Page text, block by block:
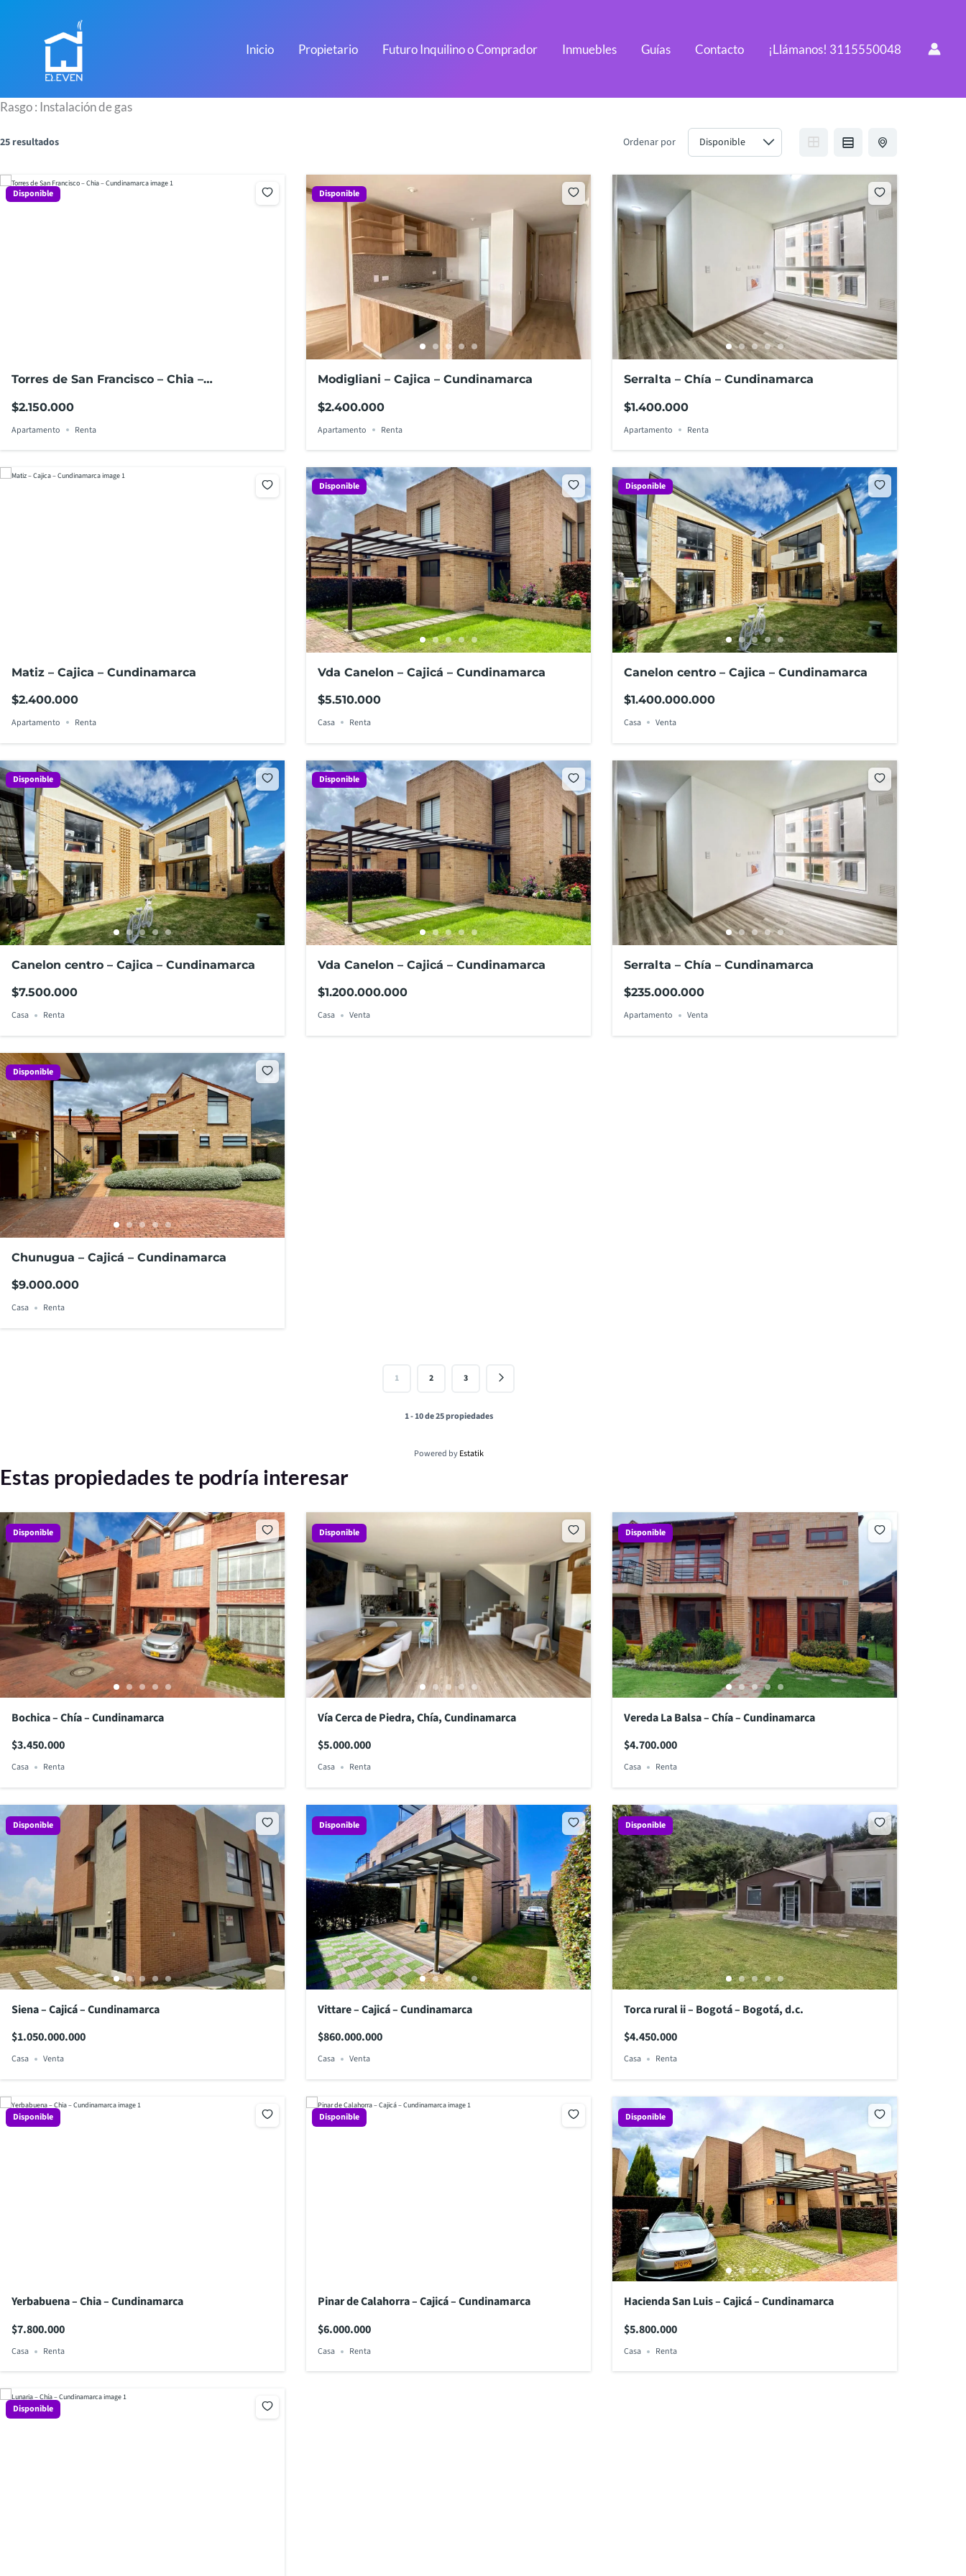
contenido
Inicio Propietario Futuro Inquilino o Comprador Inmuebles Guías Contacto ¡Llámanos! 3115550048
Rasgo : Instalación de gas
25 resultados Ordenar por
Disponible
Torres de San Francisco – Chia –
$2.150.000
Apartamento Renta
Disponible
Modigliani – Cajica – Cundinamarca
$2.400.000
Apartamento Renta
Serralta – Chía – Cundinamarca
$1.400.000
Apartamento Renta
Matiz – Cajica – Cundinamarca
$2.400.000
Apartamento Renta
Disponible
Vda Canelon – Cajicá – Cundinamarca
$5.510.000
Casa Renta
Disponible
Canelon centro – Cajica – Cundinamarca
$1.400.000.000
Casa Venta
Disponible
Canelon centro – Cajica – Cundinamarca
$7.500.000
Casa Renta
Disponible
Vda Canelon – Cajicá – Cundinamarca
$1.200.000.000
Casa Venta
Serralta – Chía – Cundinamarca
$235.000.000
Apartamento Venta
Disponible
Chunugua – Cajicá – Cundinamarca
$9.000.000
Casa Renta
1 2 3
1 - 10 de 25 propiedades
Powered byEstatik
Estas propiedades te podría interesar
Disponible
Bochica – Chía – Cundinamarca
$3.450.000
Casa Renta
Disponible
Vía Cerca de Piedra, Chía, Cundinamarca
$5.000.000
Casa Renta
Disponible
Vereda La Balsa – Chía – Cundinamarca
$4.700.000
Casa Renta
Disponible
Siena – Cajicá – Cundinamarca
$1.050.000.000
Casa Venta
Disponible
Vittare – Cajicá – Cundinamarca
$860.000.000
Casa Venta
Disponible
Torca rural ii – Bogotá – Bogotá, d.c.
$4.450.000
Casa Renta
Disponible
Yerbabuena – Chia – Cundinamarca
$7.800.000
Casa Renta
Disponible
Pinar de Calahorra – Cajicá – Cundinamarca
$6.000.000
Casa Renta
Disponible
Hacienda San Luis – Cajicá – Cundinamarca
$5.800.000
Casa Renta
Disponible